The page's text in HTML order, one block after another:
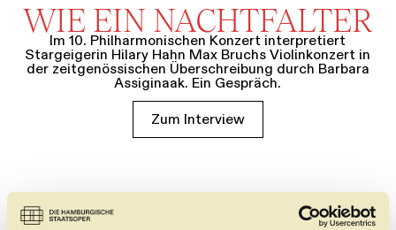
WIE EIN NACHTFALTER
Im 10. Philharmonischen Konzert interpretiert
Stargeigerin Hilary Hahn Max Bruchs Violinkonzert in
der zeitgenössischen Überschreibung durch Barbara
Assiginaak. Ein Gespräch.
Zum Interview